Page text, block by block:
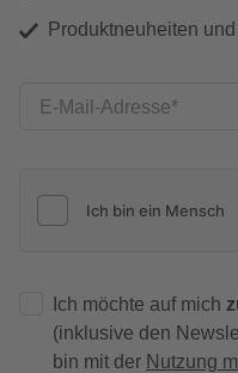
Produktneuheiten
E-Mail-Adresse
Ich möchte auf mich
(inklusive den
bin mit der Nutzung